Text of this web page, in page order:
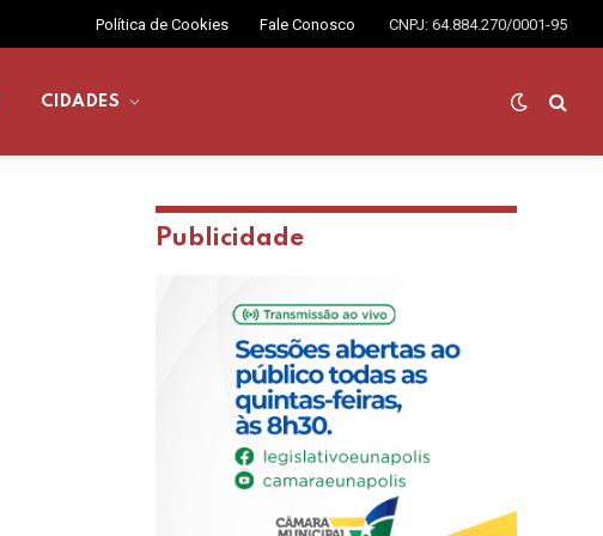
Política de Cookies Fale Conosco CNPJ: 64.884.270/0001-95
CIDADES
Publicidade